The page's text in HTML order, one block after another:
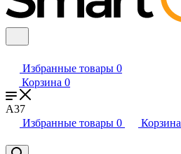
Избранные товары 0
Корзина 0
A37
Избранные товары 0 Корзина